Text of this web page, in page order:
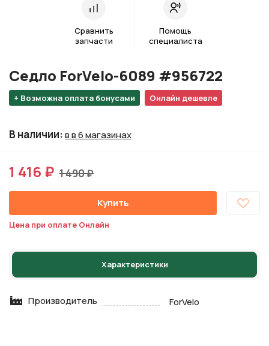
Сравнить
запчасти
Помощь
специалиста
+ Возможна оплата бонусами Онлайн дешевле
Седло ForVelo-6089 #956722
В наличии:в в 6 магазинах
1 416 ₽ 1 490 ₽
Купить
Цена при оплате Онлайн
Характеристики
Производитель ForVelo